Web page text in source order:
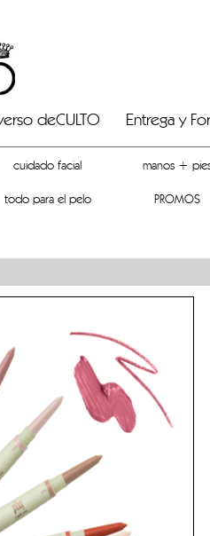
deCULTO Entrega y
cuidado facial manos +
todo para el pelo PROMOS